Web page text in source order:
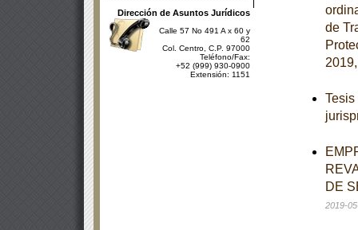
Dirección de Asuntos Jurídicos
Calle 57 No 491 A x 60 y
62
Col. Centro, C.P. 97000
Teléfono/Fax:
+52 (999) 930-0900
Extensión: 1151
de
DE
2019-